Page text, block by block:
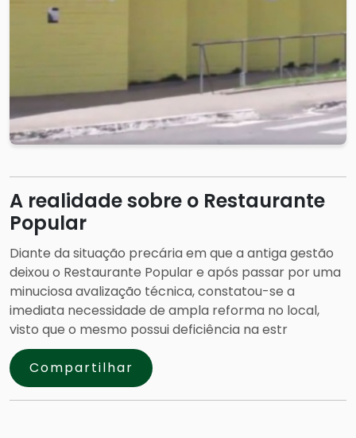
A realidade sobre o Restaurante
Popular
Diante da situação precária em que a antiga gestão
deixou o Restaurante Popular e após passar por uma
minuciosa avalização técnica, constatou-se a
imediata necessidade de ampla reforma no local,
visto que o mesmo possui deficiência na estr
Compartilhar